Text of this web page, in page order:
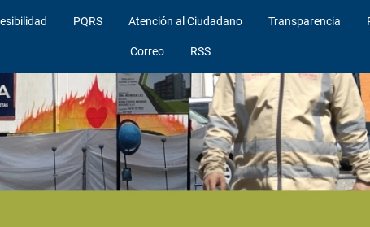
PQRS Atención al Ciudadano Transparencia
Correo RSS